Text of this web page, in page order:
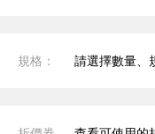
規格： 請選擇數量、